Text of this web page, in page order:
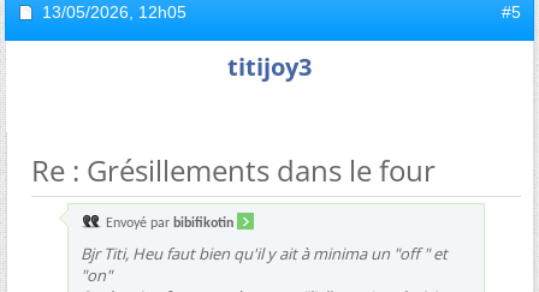
13/05/2026, 12h05 #5
titijoy3
Re : Grésillements dans le four
Envoyé par bibifikotin
Bjr Titi, Heu faut bien qu'il y ait à minima un "off " et
"on"